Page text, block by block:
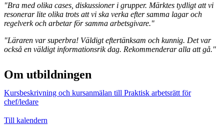
"Bra med olika cases, diskussioner i grupper. Märktes tydligt att vi
resonerar lite olika trots att vi ska verka efter samma lagar och
regelverk och arbetar för samma arbetsgivare."
"Läraren var superbra! Väldigt eftertänksam och kunnig. Det var
också en väldigt informationsrik dag. Rekommenderar alla att gå."
Om utbildningen
Kursbeskrivning och kursanmälan till Praktisk arbetsrätt för
chef/ledare
Till kalendern